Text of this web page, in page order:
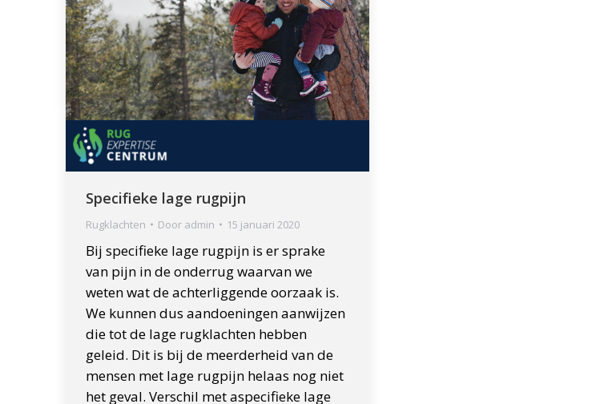
Specifieke lage rugpijn
Rugklachten Door admin 15 januari 2020
Bij specifieke lage rugpijn is er sprake
van pijn in de onderrug waarvan we
weten wat de achterliggende oorzaak is.
We kunnen dus aandoeningen aanwijzen
die tot de lage rugklachten hebben
geleid. Dit is bij de meerderheid van de
mensen met lage rugpijn helaas nog niet
het geval. Verschil met aspecifieke lage